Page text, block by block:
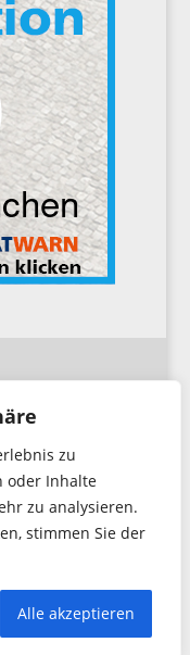
zu
oder Inhalte
zu analysieren.
stimmen Sie der
Alle akzeptieren
Hochbrück